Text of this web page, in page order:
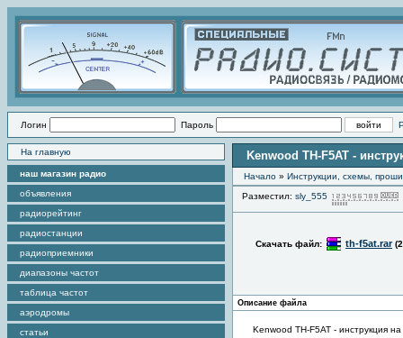
Логин Пароль
На главную
наш магазин радио
объявления
радиорейтинг
радиостанции
радиоприемники
диапазоны частот
таблица частот
аэродромы
статьи
Kenwood TH-F5AT -
Начало » Инструкции, схемы,
Разместил: sly_555
Скачать файл: th-f5at.rar
Описание файла
Kenwood TH-F5AT - инструкция на